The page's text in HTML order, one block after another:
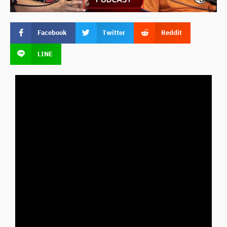
Facebook Twitter
Reddit
LINE